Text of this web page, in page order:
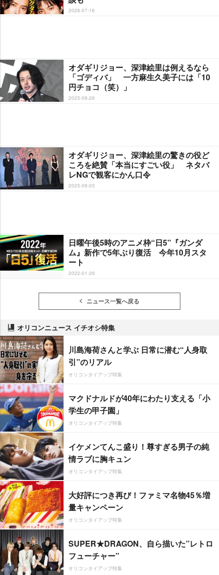
2026-07-16
オダギリジョー、深津絵里は例えるなら
「ゴディバ」 一方麻生久美子には「10
円チョコ（笑）」
2025-09-26
オダギリジョー、深津絵里の驚きの役ど
ころを絶賛「本当にすごい役」 ネタバ
レNGで観客にかん口令
2025-09-03
日曜午後5時のアニメ枠“日5”『ガンダ
ム』新作で5年ぶり復活 今年10月スタ
ート
2022-01-29
ニュース一覧へ戻る
オリコンニュース イチオシ特集
川島海荷さんと学ぶ 日常に潜む“人身取
引”のリアル
オリコンタイアップ特集
マクドナルドが40年にわたり支える「小
学生の甲子園」
オリコンタイアップ特集
イケメンてんこ盛り！尊すぎる男子の純
情ラブに胸キュン
オリコンタイアップ特集
大好評につき再び！ファミマ名物45％増
量キャンペーン
オリコンタイアップ特集
SUPER★DRAGON、自ら描いた”レトロ
フューチャー”
オリコンタイアップ特集